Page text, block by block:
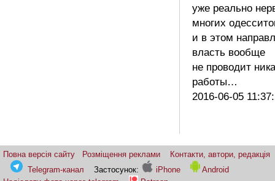
уже реально
многих
и в этом
власть вообще
не проводит
работы…
2016-06-05
Повна версія сайту Розміщення реклами
Контакти, автори, редакція
Telegram-канал
Застосунок: iPhone
Android